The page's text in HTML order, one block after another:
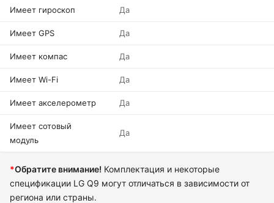
Имеет гироскоп Да
Имеет GPS Да
Имеет компас Да
Имеет Wi-Fi Да
Имеет акселерометр Да
Имеет сотовый
модуль
Да
*Обратите внимание! Комплектация и некоторые
спецификации LG Q9 могут отличаться в зависимости от
региона или страны.